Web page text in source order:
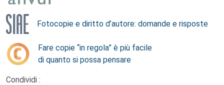
Fotocopie e diritto d’autore: domande e risposte
Fare copie “in regola” è più facile
di quanto si possa pensare
Condividi :